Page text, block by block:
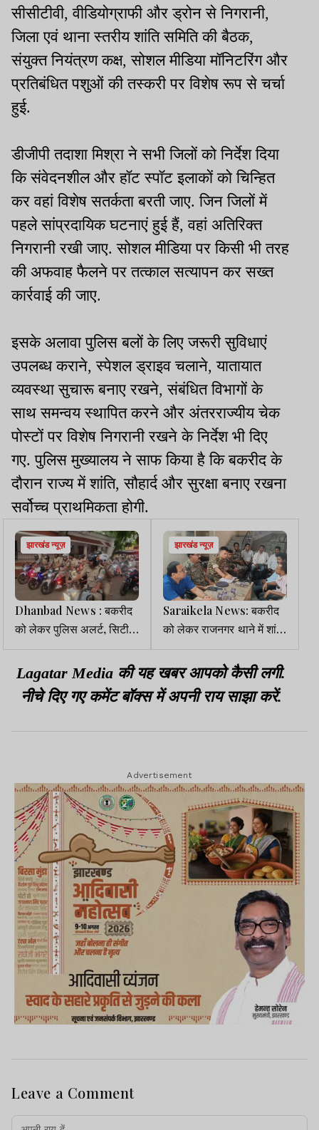
सीसीटीवी, वीडियोग्राफी और ड्रोन से निगरानी,
जिला एवं थाना स्तरीय शांति समिति की बैठक,
संयुक्त नियंत्रण कक्ष, सोशल मीडिया मॉनिटरिंग और
प्रतिबंधित पशुओं की तस्करी पर विशेष रूप से चर्चा
हुई.
डीजीपी तदाशा मिश्रा ने सभी जिलों को निर्देश दिया
कि संवेदनशील और हॉट स्पॉट इलाकों को चिन्हित
कर वहां विशेष सतर्कता बरती जाए. जिन जिलों में
पहले सांप्रदायिक घटनाएं हुई हैं, वहां अतिरिक्त
निगरानी रखी जाए. सोशल मीडिया पर किसी भी तरह
की अफवाह फैलने पर तत्काल सत्यापन कर सख्त
कार्रवाई की जाए.
इसके अलावा पुलिस बलों के लिए जरूरी सुविधाएं
उपलब्ध कराने, स्पेशल ड्राइव चलाने, यातायात
व्यवस्था सुचारू बनाए रखने, संबंधित विभागों के
साथ समन्वय स्थापित करने और अंतरराज्यीय चेक
पोस्टों पर विशेष निगरानी रखने के निर्देश भी दिए
गए. पुलिस मुख्यालय ने साफ किया है कि बकरीद के
दौरान राज्य में शांति, सौहार्द और सुरक्षा बनाए रखना
सर्वोच्च प्राथमिकता होगी.
झारखंड न्यूज़
Dhanbad News : बकरीद
को लेकर पुलिस अलर्ट, सिटी
एसपी के नेतृत्व में निकला फ्लैग
मार्च
झारखंड न्यूज़
Saraikela News: बकरीद
को लेकर राजनगर थाने में शांति
समिति की बैठक, सौहार्द बनाए
रखने की अपील
Lagatar Media की यह खबर आपको कैसी लगी.
नीचे दिए गए कमेंट बॉक्स में अपनी राय साझा करें.
Advertisement
Leave a Comment